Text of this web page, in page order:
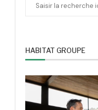
HABITAT GROUPE